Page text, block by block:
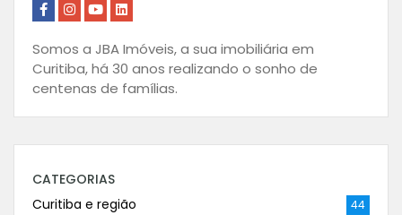
Somos a JBA Imóveis, a sua imobiliária em
Curitiba, há 30 anos realizando o sonho de
centenas de famílias.
CATEGORIAS
Curitiba e região
44